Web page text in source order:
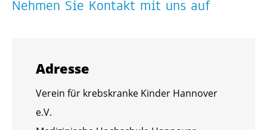
Neh­men Sie Kon­takt mit uns auf
Adres­se
Ver­ein für krebs­kran­ke Kin­der Han­no­ver
e.V.